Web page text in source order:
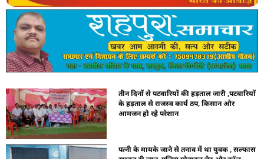
तीन दिनों से पटवारियों की हड़ताल जारी ,पटवारियों
के हड़ताल से राजस्व कार्य ठप, किसान और
आमजन हो रहे परेशान
पत्नी के मायके जाने से तनाव में था युवक , सल्फास